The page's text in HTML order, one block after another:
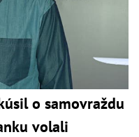
o samovraždu
volali